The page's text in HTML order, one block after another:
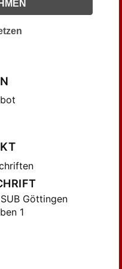
(10)
(25)
Göttingen
1